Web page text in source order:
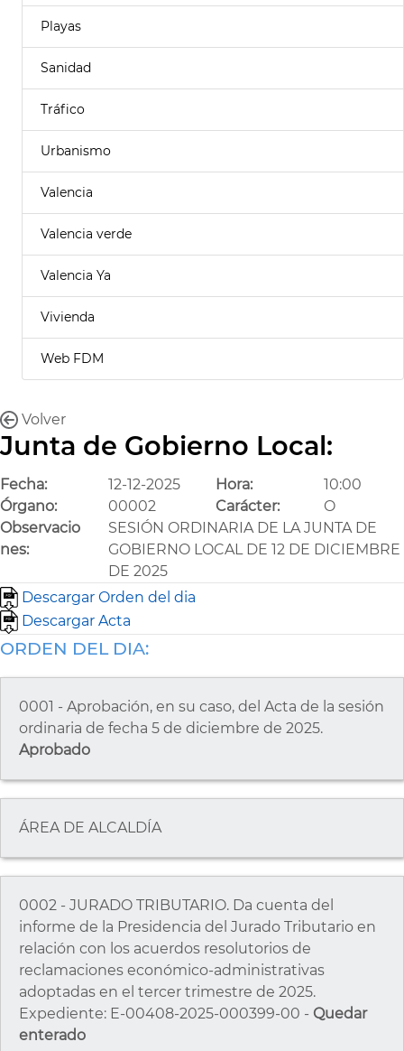
Playas
Sanidad
Tráfico
Urbanismo
Valencia
Valencia verde
Valencia Ya
Vivienda
Web FDM
Volver
Junta de Gobierno Local:
Fecha: 12-12-2025 Hora:
10:00
Órgano:
00002 Carácter:
O
Observacio
nes:
SESIÓN ORDINARIA DE LA JUNTA DE
GOBIERNO LOCAL DE 12 DE DICIEMBRE
DE 2025
Descargar Orden del dia
Descargar Acta
ORDEN DEL DIA:
0001 - Aprobación, en su caso, del Acta de la sesión
ordinaria de fecha 5 de diciembre de 2025.
Aprobado
ÁREA DE ALCALDÍA
0002 - JURADO TRIBUTARIO. Da cuenta del
informe de la Presidencia del Jurado Tributario en
relación con los acuerdos resolutorios de
reclamaciones económico-administrativas
adoptadas en el tercer trimestre de 2025.
Expediente: E-00408-2025-000399-00 - Quedar
enterado